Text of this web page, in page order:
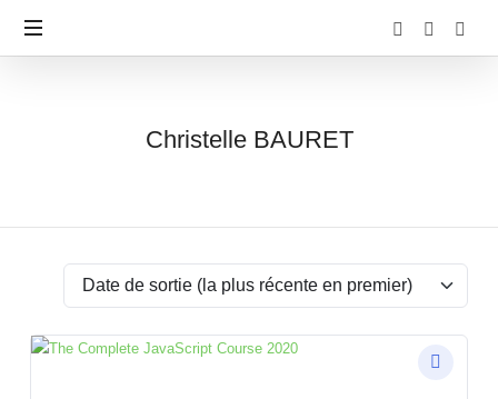
Christelle
Christelle BAURET